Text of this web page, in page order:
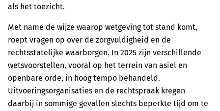
als het toezicht.
Met name de wijze waarop wetgeving tot stand komt,
roept vragen op over de zorgvuldigheid en de
rechtsstatelijke waarborgen. In 2025 zijn verschillende
wetsvoorstellen, vooral op het terrein van asiel en
openbare orde, in hoog tempo behandeld.
Uitvoeringsorganisaties en de rechtspraak kregen
daarbij in sommige gevallen slechts beperkte tijd om te